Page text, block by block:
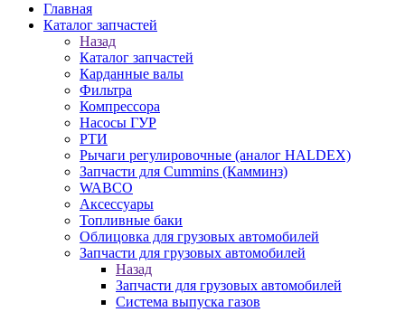
Главная
Каталог запчастей
Назад
Каталог запчастей
Карданные валы
Фильтра
Компрессора
Насосы ГУР
РТИ
Рычаги регулировочные (аналог HALDEX)
Запчасти для Cummins (Камминз)
WABCO
Аксессуары
Топливные баки
Облицовка для грузовых автомобилей
Запчасти для грузовых автомобилей
Назад
Запчасти для грузовых автомобилей
Система выпуска газов